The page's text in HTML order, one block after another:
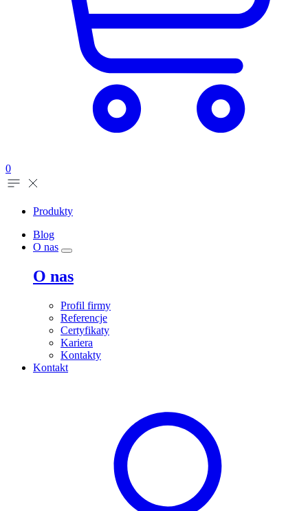
0
Produkty
Blog
O nas
O nas
Profil firmy
Referencje
Certyfikaty
Kariera
Kontakty
Kontakt